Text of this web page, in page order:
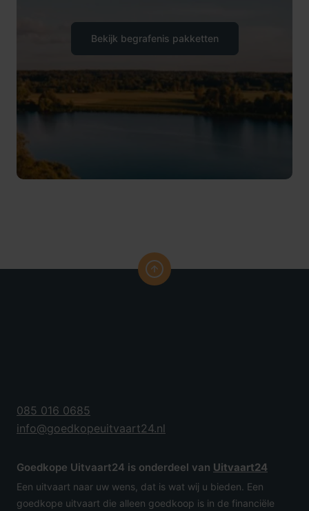
Bekijk begrafenis pakketten
085 016 0685
info@goedkopeuitvaart24.nl
Goedkope Uitvaart24 is onderdeel van Uitvaart24
Een uitvaart naar uw wens, dat is wat wij u bieden. Een
goedkope uitvaart die alleen goedkoop is in de financiële